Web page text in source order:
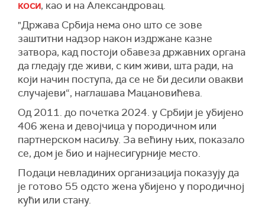
коси, као и на Александровац.
"Држава Србија нема оно што се зове
заштитни надзор након издржане казне
затвора, кад постоји обавеза државних органа
да гледају где живи, с ким живи, шта ради, на
који начин поступа, да се не би десили овакви
случајеви“, наглашава Мацановићева.
Од 2011. до почетка 2024. у Србији је убијено
406 жена и девојчицау породичном или
партнерском насиљу. За већину њих, показало
се, дом је био и најнесигурније место.
Подаци невладиних организација показују да
је готово 55 одсто жена убијено у породичној
кући или стану.